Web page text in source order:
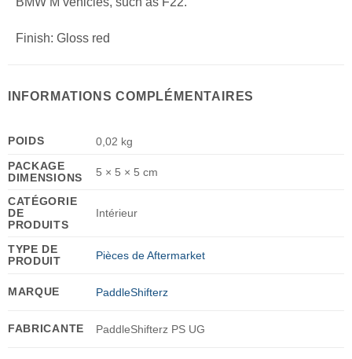
Finish: Gloss red
INFORMATIONS COMPLÉMENTAIRES
POIDS
0,02 kg
PACKAGE
DIMENSIONS
5 × 5 × 5 cm
CATÉGORIE
DE
PRODUITS
Intérieur
TYPE DE
PRODUIT
Pièces de Aftermarket
MARQUE PaddleShifterz
FABRICANTE PaddleShifterz PS UG